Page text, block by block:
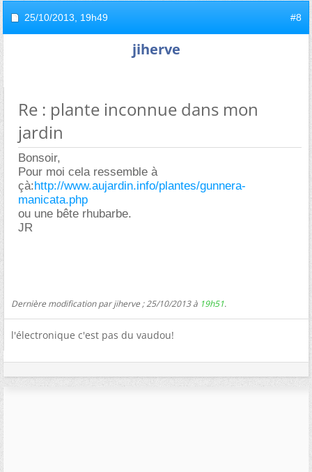
25/10/2013, 19h49 #8
jiherve
Re : plante inconnue dans mon
jardin
Bonsoir,
Pour moi cela ressemble à
çà:http://www.aujardin.info/plantes/gunnera-
manicata.php
ou une bête rhubarbe.
JR
Dernière modification par jiherve ; 25/10/2013 à 19h51.
l'électronique c'est pas du vaudou!